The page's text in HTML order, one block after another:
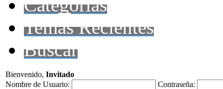
Categorías
Temas Recientes
Buscar
Bienvenido, Invitado
Nombre de Usuario:
Contraseña: